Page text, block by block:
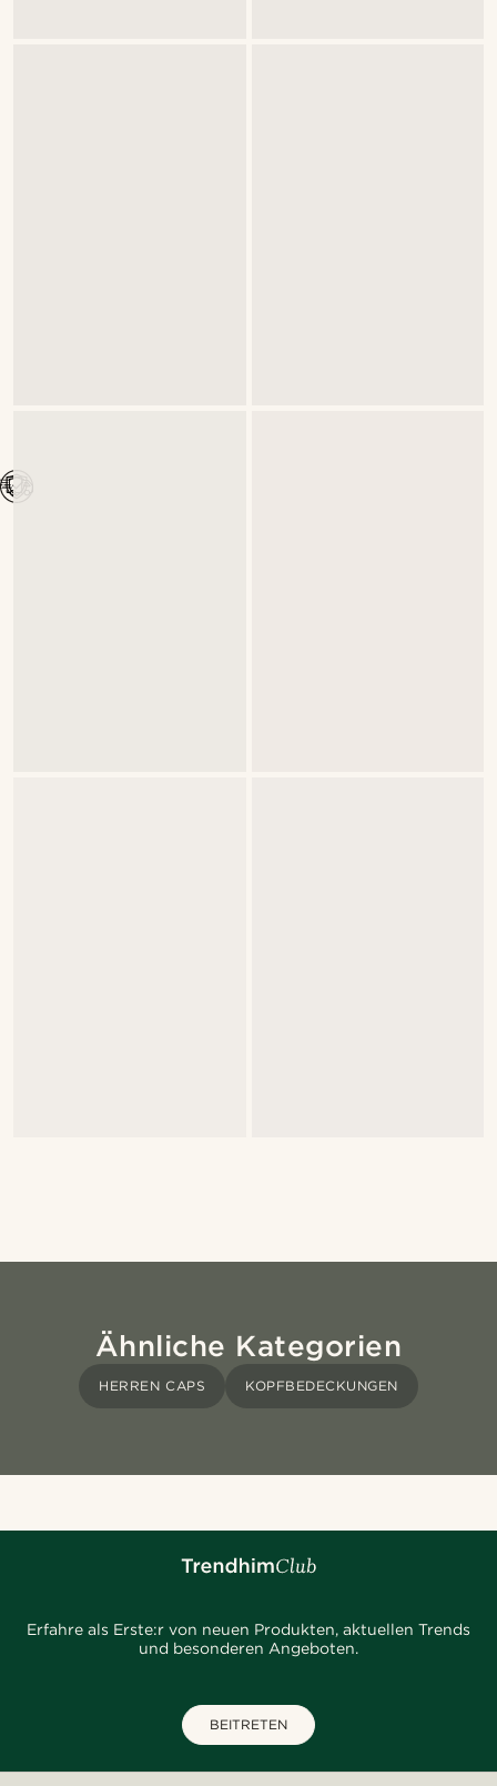
Ähnliche Kategorien
HERREN CAPS KOPFBEDECKUNGEN
Erfahre als Erste:r von neuen Produkten, aktuellen Trends
und besonderen Angeboten.
BEITRETEN